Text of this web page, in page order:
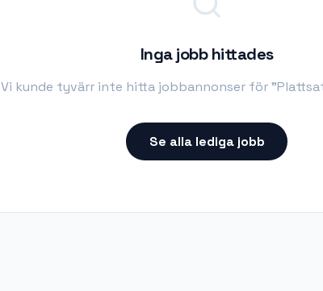
Inga jobb hittades
Vi kunde tyvärr inte hitta jobbannonser för "
Se alla lediga jobb